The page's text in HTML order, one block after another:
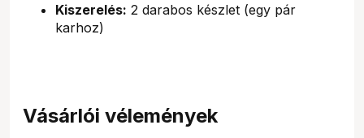
Kiszerelés: 2 darabos készlet (egy pár
karhoz)
Vásárlói vélemények